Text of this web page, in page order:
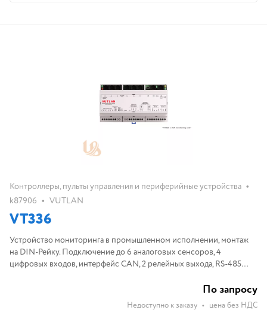
Контроллеры, пульты управления и периферийные устройства •
k87906 • VUTLAN
VT336
Устройство мониторинга в промышленном исполнении, монтаж
на DIN-Рейку. Подключение до 6 аналоговых сенсоров, 4
цифровых входов, интерфейс CAN, 2 релейных выхода, RS-485
По запросу
Недоступно к заказу • цена без НДС